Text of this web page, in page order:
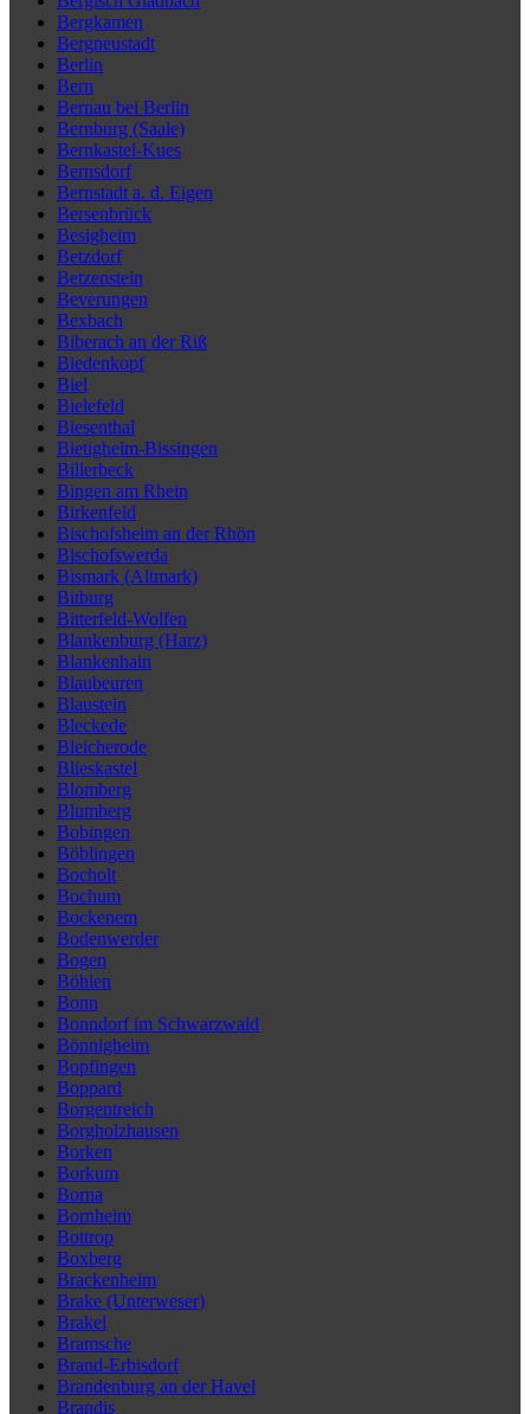
Bergkamen
Bergneustadt
Berlin
Bern
Bernau bei Berlin
Bernburg (Saale)
Bernkastel-Kues
Bernsdorf
Bernstadt a. d. Eigen
Bersenbrück
Besigheim
Betzdorf
Betzenstein
Beverungen
Bexbach
Biberach an der Riß
Biedenkopf
Biel
Bielefeld
Biesenthal
Bietigheim-Bissingen
Billerbeck
Bingen am Rhein
Birkenfeld
Bischofsheim an der Rhön
Bischofswerda
Bismark (Altmark)
Bitburg
Bitterfeld-Wolfen
Blankenburg (Harz)
Blankenhain
Blaubeuren
Blaustein
Bleckede
Bleicherode
Blieskastel
Blomberg
Blumberg
Bobingen
Böblingen
Bocholt
Bochum
Bockenem
Bodenwerder
Bogen
Böhlen
Bonn
Bonndorf im Schwarzwald
Bönnigheim
Bopfingen
Boppard
Borgentreich
Borgholzhausen
Borken
Borkum
Borna
Bornheim
Bottrop
Boxberg
Brackenheim
Brake (Unterweser)
Brakel
Bramsche
Brand-Erbisdorf
Brandenburg an der Havel
Brandis